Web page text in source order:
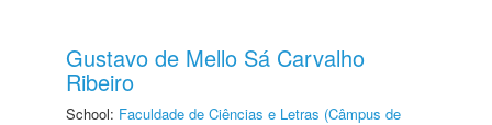
Gustavo de Mello Sá Carvalho
Ribeiro
School: Faculdade de Ciências e Letras (Câmpus de